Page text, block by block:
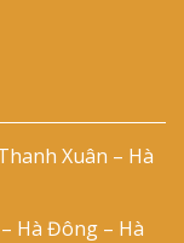
Xuân – Hà
Hà Đông – Hà